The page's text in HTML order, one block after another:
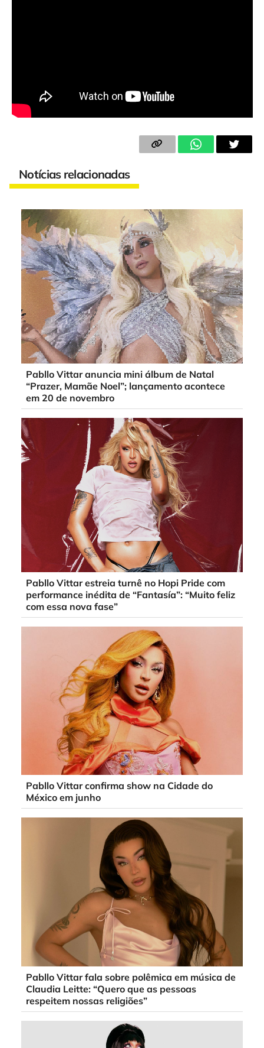
Notícias relacionadas
Pabllo Vittar anuncia mini álbum de Natal
“Prazer, Mamãe Noel”; lançamento acontece
em 20 de novembro
Pabllo Vittar estreia turnê no Hopi Pride com
performance inédita de “Fantasía”: “Muito feliz
com essa nova fase”
Pabllo Vittar confirma show na Cidade do
México em junho
Pabllo Vittar fala sobre polêmica em música de
Claudia Leitte: “Quero que as pessoas
respeitem nossas religiões”